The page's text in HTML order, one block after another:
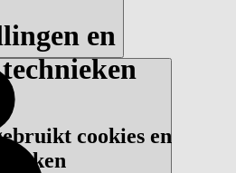
en
cookies en